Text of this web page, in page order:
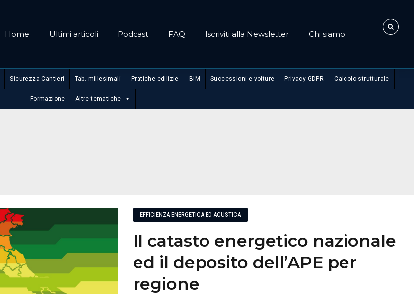
Home Ultimi articoli Podcast FAQ Iscriviti alla Newsletter Chi siamo
Sicurezza Cantieri Tab. millesimali Pratiche edilizie BIM Successioni e volture Privacy GDPR Calcolo strutturale
Formazione Altre tematiche
EFFICIENZA ENERGETICA ED ACUSTICA
Il catasto energetico nazionale
ed il deposito dell’APE per
regione